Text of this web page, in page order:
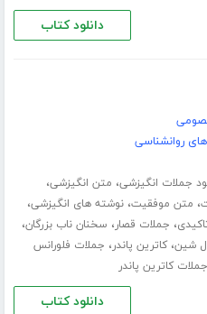
دانلود کتاب
روانشناسی
جملات انگیزشی، متن انگیزشی،
، متن موفقیت،نوشته های انگیزشی،
، جملات قصار، سخنان ناب بزرگان،
شین،کاترین پاندر، جملات فلورانس
جملات کاترین پاندر
دانلود کتاب